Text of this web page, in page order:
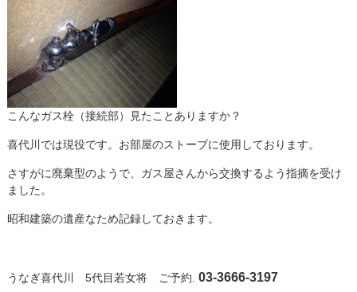
こんなガス栓（接続部）見たことありますか？
喜代川では現役です。お部屋のストーブに使用しております。
さすがに廃棄型のようで、ガス屋さんから交換するよう指摘を受け
ました。
昭和建築の遺産なため記録しておきます。
うなぎ喜代川 5代目若女将 ご予約. 03-3666-3197